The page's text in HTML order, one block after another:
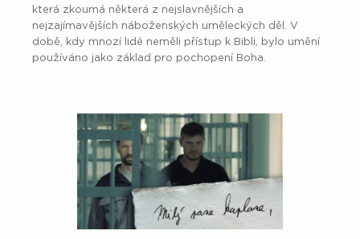
která zkoumá některá z nejslavnějších a
nejzajímavějších náboženských uměleckých děl. V
době, kdy mnozí lidé neměli přístup k Bibli, bylo umění
používáno jako základ pro pochopení Boha.